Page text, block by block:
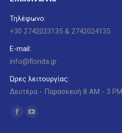
Τηλέφωνο:
+30 2742023135 & 2742024135
E-mail:
info@florida.gr
Ώρες λειτουργίας:
Δευτέρα - Παρασκευή 8 AM - 3 PM
Find us on:
Facebook